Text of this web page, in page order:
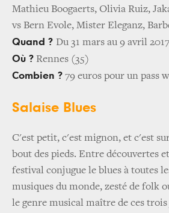
Mathieu Boogaerts, Olivia Ruiz,
vs Bern Evole, Mister Eleganz,
Quand ? Du 31 mars au 9 avril 2017
Où ? Rennes (35)
Combien ? 79 euros pour un pass
Salaise Blues
C'est petit, c'est mignon, et c'est
bout des pieds. Entre découvertes
festival conjugue le blues à toutes
musiques du monde, zesté de folk
le genre musical maître de ces trois